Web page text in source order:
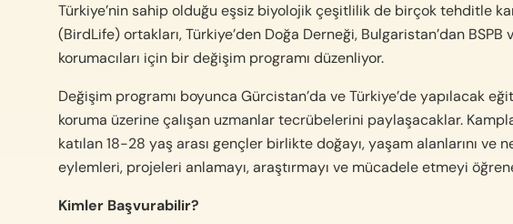
Türkiye’nin sahip olduğu eşsiz biyolojik çeşitlilik de birçok tehditle
(BirdLife) ortakları, Türkiye’den Doğa Derneği, Bulgaristan’dan
korumacıları için bir değişim programı düzenliyor.
Değişim programı boyunca Gürcistan’da ve Türkiye’de yapılacak
koruma üzerine çalışan uzmanlar tecrübelerini paylaşacaklar.
katılan 18-28 yaş arası gençler birlikte doğayı, yaşam alanlarını
eylemleri, projeleri anlamayı, araştırmayı ve mücadele etmeyi
Kimler Başvurabilir?